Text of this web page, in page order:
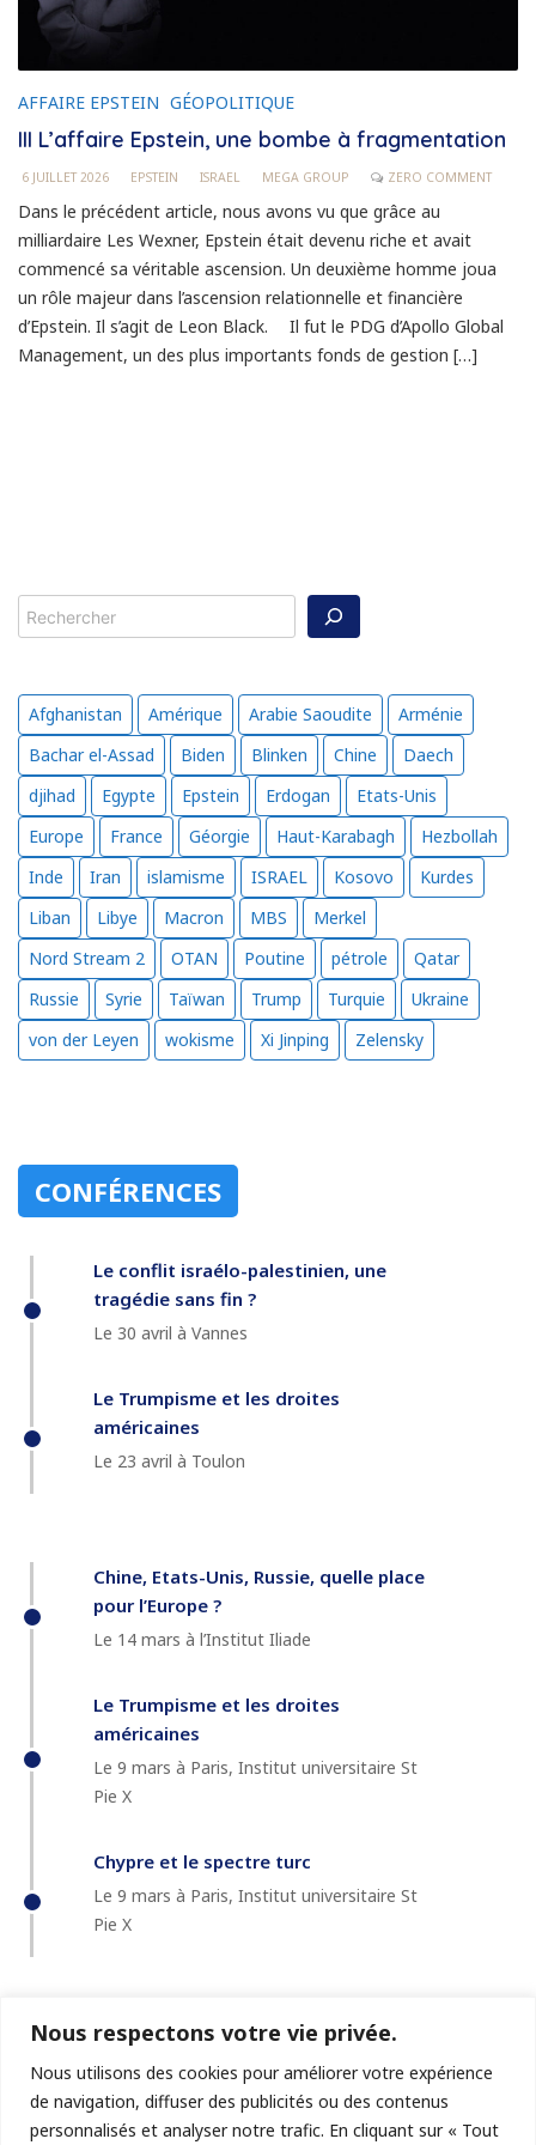
Nous respectons votre vie privée.
Nous utilisons des cookies pour améliorer votre expérience
de navigation, diffuser des publicités ou des contenus
personnalisés et analyser notre trafic. En cliquant sur « Tout
AFFAIRE EPSTEIN GÉOPOLITIQUE
III L’affaire Epstein, une bombe à fragmentation
6 JUILLET 2026 EPSTEIN ISRAEL MEGA GROUP ZERO COMMENT
Dans le précédent article, nous avons vu que grâce au
milliardaire Les Wexner, Epstein était devenu riche et avait
commencé sa véritable ascension. Un deuxième homme joua
un rôle majeur dans l’ascension relationnelle et financière
d’Epstein. Il s’agit de Leon Black. Il fut le PDG d’Apollo Global
Management, un des plus importants fonds de gestion […]
Rechercher
Afghanistan Amérique Arabie Saoudite
Arménie
Bachar el-Assad
Biden Blinken Chine
Daech
djihad
Egypte Epstein Erdogan
Etats-Unis
Europe
France Géorgie Haut-Karabagh
Hezbollah
Inde
Iran islamisme ISRAEL Kosovo
Kurdes
Liban
Libye Macron MBS
Merkel
Nord Stream 2
OTAN Poutine pétrole
Qatar
Russie
Syrie Taïwan Trump Turquie
Ukraine
von der Leyen
wokisme Xi Jinping Zelensky
CONFÉRENCES
Le conflit israélo-palestinien, une
tragédie sans fin ?
Le 30 avril à Vannes
Le Trumpisme et les droites
américaines
Le 23 avril à Toulon
Chine, Etats-Unis, Russie, quelle place
pour l’Europe ?
Le 14 mars à l’Institut Iliade
Le Trumpisme et les droites
américaines
Le 9 mars à Paris, Institut universitaire St
Pie X
Chypre et le spectre turc
Le 9 mars à Paris, Institut universitaire St
Pie X